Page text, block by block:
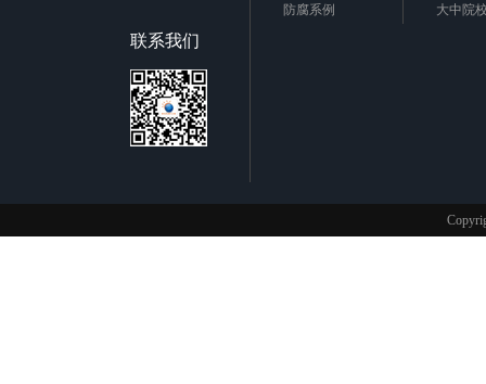
防腐系例
大中院
联系我们